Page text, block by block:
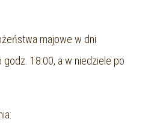
majowe w dni
18:00, a w niedziele po